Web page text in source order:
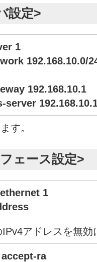
設定>
1
192.168.10.0/
192.168.10.1
server
す。
ェース設定>
1
アドレスを無効
ra